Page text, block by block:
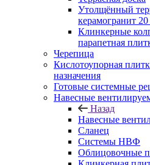
Утолщённый
керамогранит
Клинкерные
парапетная
Черепица
Кислотоупорная
назначения
Готовые системные
Навесные
Назад
Навесные
Сланец
Системы НВФ
Облицовочные